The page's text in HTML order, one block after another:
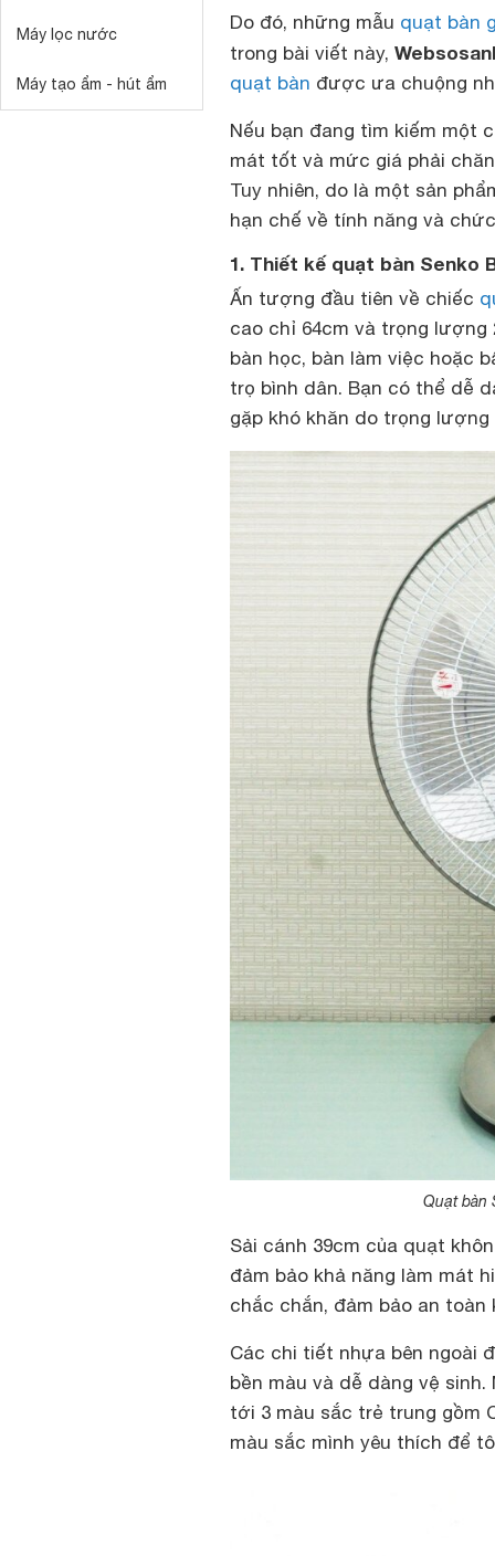
Máy lọc nước
Máy tạo ẩm - hút ẩm
Do đó, những mẫu quạt bàn
trong bài viết này,
quạt bàn được ưa chuộng
Nếu bạn đang tìm kiếm một
mát tốt và mức giá phải
Tuy nhiên, do là một sản
hạn chế về tính năng và
1. Thiết kế quạt bàn Senko
Ấn tượng đầu tiên về chiếc
cao chỉ 64cm và trọng
bàn học, bàn làm việc hoặc
trọ bình dân. Bạn có thể dễ
gặp khó khăn do trọng lượng
Quạt bàn
Sải cánh 39cm của quạt
đảm bảo khả năng làm mát
chắc chắn, đảm bảo an toàn
Các chi tiết nhựa bên ngoài
bền màu và dễ dàng vệ
tới 3 màu sắc trẻ trung gồm
màu sắc mình yêu thích để